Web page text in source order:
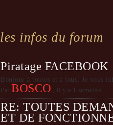
les infos du forum
Piratage FACEBOOK
Bonjour à toutes et à tous, Je vous
Par BOSCO , Il y a 1 semaine
RE: TOUTES
ET DE